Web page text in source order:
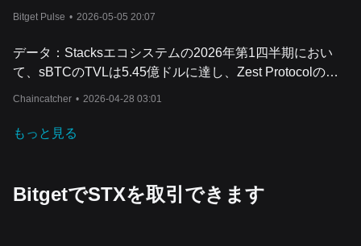
Bitget Pulse • 2026-05-05 20:07
データ：Stacksエコシステムの2026年第1四半期におい
て、sBTCのTVLは5.45億ドルに達し、Zest Protocolの
Chaincatcher • 2026-04-28 03:01
もっと見る
BitgetでSTXを取引できます